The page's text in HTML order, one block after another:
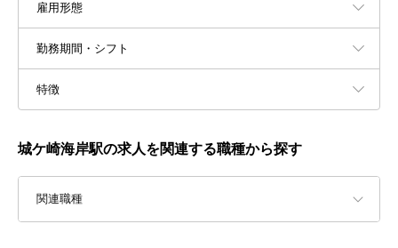
雇用形態
勤務期間・シフト
特徴
城ケ崎海岸駅の求人を関連する職種から探す
関連職種